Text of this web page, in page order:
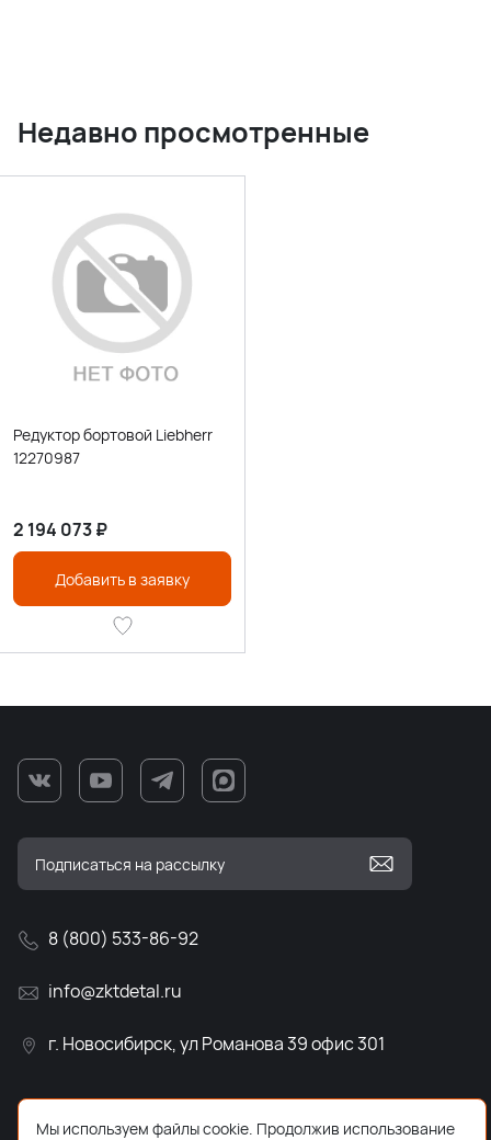
Недавно просмотренные
Редуктор бортовой Liebherr
12270987
2 194 073₽
Добавить в заявку
8 (800) 533-86-92
info@zktdetal.ru
г. Новосибирск, ул Романова 39 офис 301
Мы используем файлы cookie. Продолжив использование